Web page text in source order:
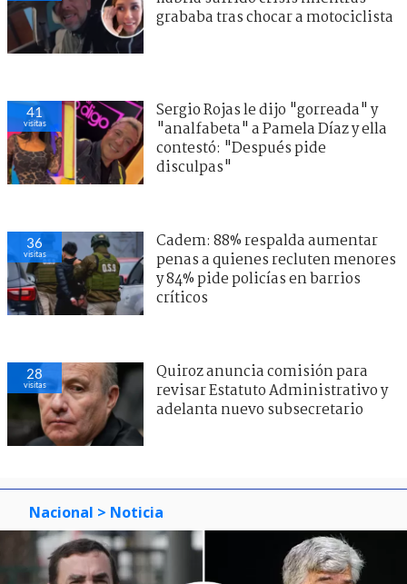
grababa tras chocar a motociclista
41
visitas
Sergio Rojas le dijo "gorreada" y
"analfabeta" a Pamela Díaz y ella
contestó: "Después pide
disculpas"
36
visitas
Cadem: 88% respalda aumentar
penas a quienes recluten menores
y 84% pide policías en barrios
críticos
28
visitas
Quiroz anuncia comisión para
revisar Estatuto Administrativo y
adelanta nuevo subsecretario
Nacional > Noticia